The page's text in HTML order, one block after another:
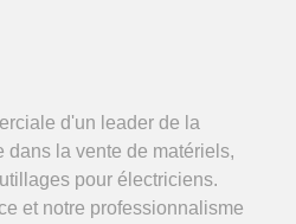
d'un leader de la
la vente de matériels,
pour électriciens.
et notre professionnalisme